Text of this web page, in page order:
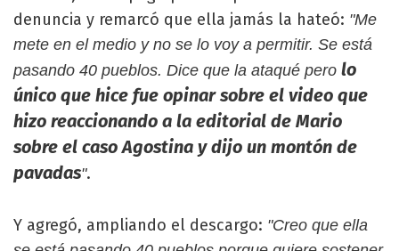
denuncia y remarcó que ella jamás la hateó: "Me
mete en el medio y no se lo voy a permitir. Se está
pasando 40 pueblos. Dice que la ataqué pero lo
único que hice fue opinar sobre el video que
hizo reaccionando a la editorial de Mario
sobre el caso Agostina y dijo un montón de
pavadas".
Y agregó, ampliando el descargo: "Creo que ella